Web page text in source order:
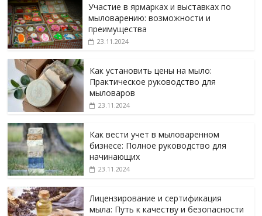
Участие в ярмарках и выставках по
мыловарению: возможности и
преимущества
23.11.2024
Как установить цены на мыло:
Практическое руководство для
мыловаров
23.11.2024
Как вести учет в мыловаренном
бизнесе: Полное руководство для
начинающих
23.11.2024
Лицензирование и сертификация
мыла: Путь к качеству и безопасности